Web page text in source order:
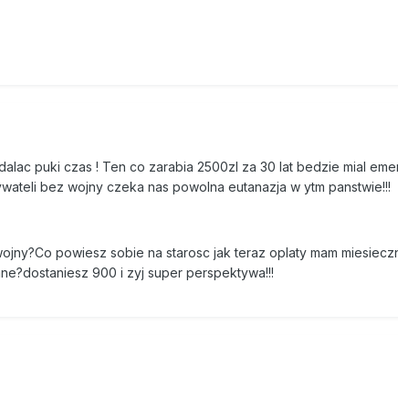
puki czas ! Ten co zarabia 2500zl za 30 lat bedzie mial
bez wojny czeka nas powolna eutanazja w ytm panstwie!!!
powiesz sobie na starosc jak teraz oplaty mam
900 i zyj super perspektywa!!!